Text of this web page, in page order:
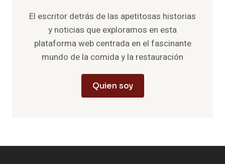
El escritor detrás de las apetitosas historias
y noticias que exploramos en esta
plataforma web centrada en el fascinante
mundo de la comida y la restauración
Quien soy